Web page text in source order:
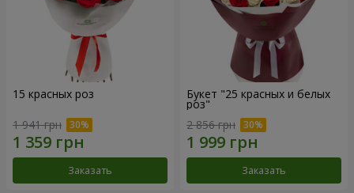
15 красных роз
1 941 грн
Заказать
Букет "25 красных и белых
роз"
2 856 грн
Заказать